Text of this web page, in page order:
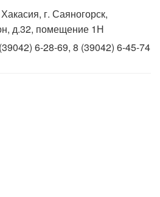
г. Саяногорск,
д.32, помещение 1Н
6-28-69, 8 (39042) 6-45-74